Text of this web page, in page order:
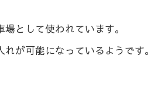
として使われています。
が可能になっているようです。